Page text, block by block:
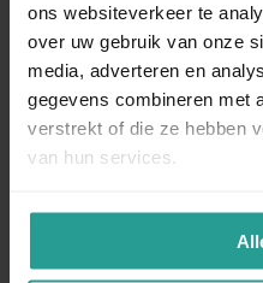
ons websiteverkeer te
over uw gebruik van onze
media, adverteren en
gegevens combineren met
verstrekt of die ze hebben
van hun services.
“Kinnef
manier de ongedierte
tevreden over de snelheid
van bestrijden en de vlotte